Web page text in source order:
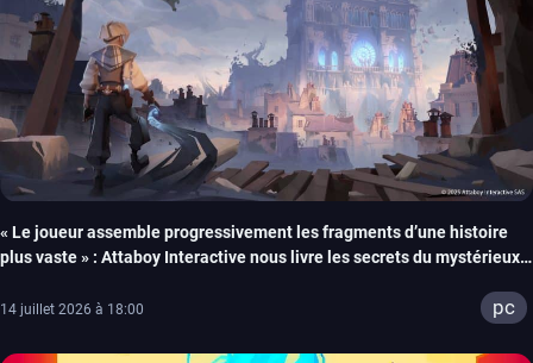
« Le joueur assemble progressivement les fragments d’une histoire
plus vaste » : Attaboy Interactive nous livre les secrets du mystérieux
14 juillet 2026 à 18:00 pc